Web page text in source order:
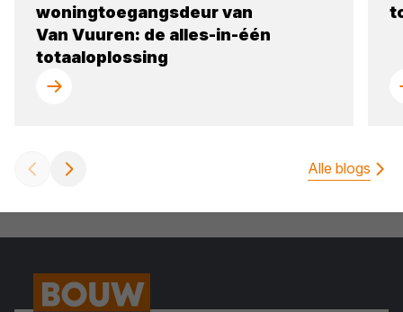
woningtoegangsdeur van
Van Vuuren: de alles-in-één
totaaloplossing
Alle blogs